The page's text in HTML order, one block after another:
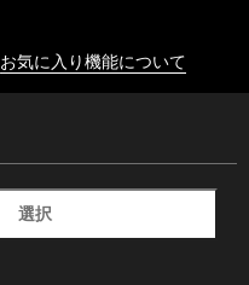
お気に入り機能について
選択